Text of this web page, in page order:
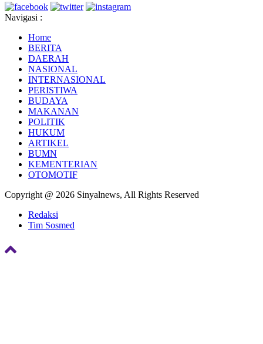
Navigasi :
Home
BERITA
DAERAH
NASIONAL
INTERNASIONAL
PERISTIWA
BUDAYA
MAKANAN
POLITIK
HUKUM
ARTIKEL
BUMN
KEMENTERIAN
OTOMOTIF
Copyright @ 2026 Sinyalnews, All Rights Reserved
Redaksi
Tim Sosmed